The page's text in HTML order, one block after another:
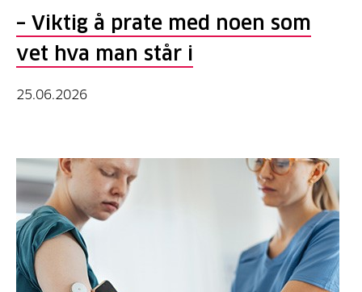
– Viktig å prate med noen som
vet hva man står i
25.06.2026